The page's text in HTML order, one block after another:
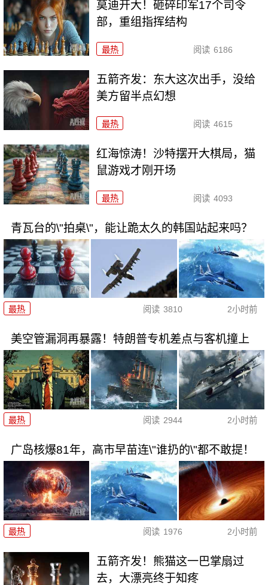
莫迪开大！砸碎印军17个司令
部，重组指挥结构
最热 阅读 6186
五箭齐发：东大这次出手，没给
美方留半点幻想
最热 阅读 4615
红海惊涛！沙特摆开大棋局，猫
鼠游戏才刚开场
最热 阅读 4093
青瓦台的\"拍桌\"，能让跪太久的韩国站起来吗？
最热 阅读 3810 2小时前
美空管漏洞再暴露！特朗普专机差点与客机撞上
最热 阅读 2944 2小时前
广岛核爆81年，高市早苗连\"谁扔的\"都不敢提！
最热 阅读 1976 2小时前
五箭齐发！熊猫这一巴掌扇过
去，大漂亮终于知疼